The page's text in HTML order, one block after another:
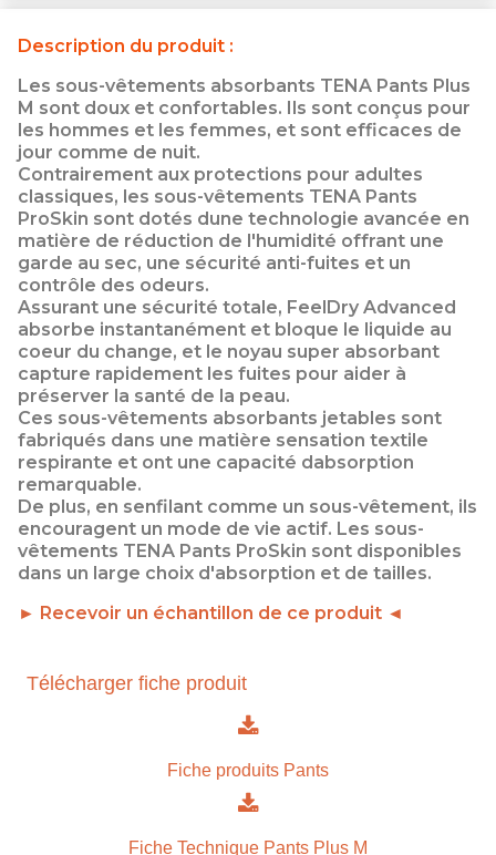
Description du produit :
Les sous-vêtements absorbants TENA Pants Plus
M sont doux et confortables. Ils sont conçus pour
les hommes et les femmes, et sont efficaces de
jour comme de nuit.
Contrairement aux protections pour adultes
classiques, les sous-vêtements TENA Pants
ProSkin sont dotés dune technologie avancée en
matière de réduction de l'humidité offrant une
garde au sec, une sécurité anti-fuites et un
contrôle des odeurs.
Assurant une sécurité totale, FeelDry Advanced
absorbe instantanément et bloque le liquide au
coeur du change, et le noyau super absorbant
capture rapidement les fuites pour aider à
préserver la santé de la peau.
Ces sous-vêtements absorbants jetables sont
fabriqués dans une matière sensation textile
respirante et ont une capacité dabsorption
remarquable.
De plus, en senfilant comme un sous-vêtement, ils
encouragent un mode de vie actif. Les sous-
vêtements TENA Pants ProSkin sont disponibles
dans un large choix d'absorption et de tailles.
► Recevoir un échantillon de ce produit ◄
Télécharger fiche produit
Fiche produits Pants
Fiche Technique Pants Plus M